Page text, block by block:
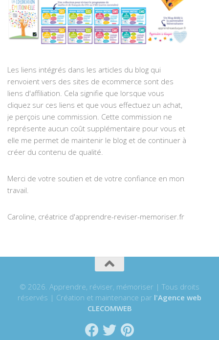
Les liens intégrés dans les articles du blog qui
renvoient vers des sites de ecommerce sont des
liens d'affiliation. Cela signifie que lorsque vous
cliquez sur ces liens et que vous effectuez un achat,
je perçois une commission. Cette commission ne
représente aucun coût supplémentaire pour vous et
elle me permet de maintenir le blog et de continuer à
créer du contenu de qualité.
Merci de votre soutien et de votre confiance en mon
travail.
Caroline, créatrice d'apprendre-reviser-memoriser.fr
© 2026. Apprendre, réviser, mémoriser | Tous droits
réservés | Création et maintenance par l'Agence web
CLECOMWEB